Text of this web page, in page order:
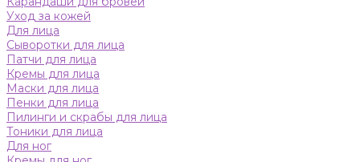
Уход за кожей
Для лица
Сыворотки для лица
Патчи для лица
Кремы для лица
Маски для лица
Пенки для лица
Пилинги и скрабы для лица
Тоники для лица
Для ног